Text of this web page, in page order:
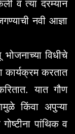
व त्या दरम्यान
नवी आज्ञा
विधीचे
कार्यक्रम करतात
यात गौण
किंवा अपुऱ्या
पांथिक व